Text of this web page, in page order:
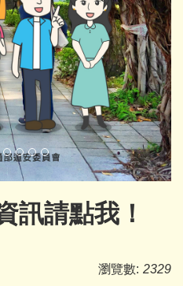
訊請點我！
瀏覽數: 2329